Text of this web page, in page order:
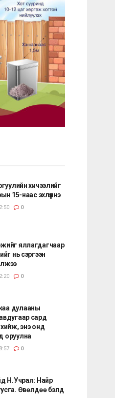
хичээлийг
15-наас эхлүүлнэ
0
яллагдагчаар
нь сэргээн
0
дулааны
сард
энэ онд
оруулна
0
Н.Учрал: Найр
Өвөлдөө бэлд